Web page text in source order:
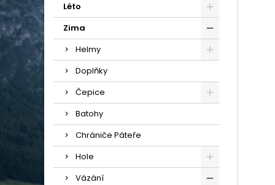
Léto
Zima
Helmy
Doplňky
Čepice
Batohy
Chrániče Páteře
Hole
Vázání